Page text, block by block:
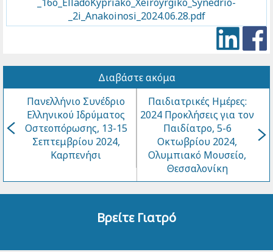
_2i_Anakoinosi_2024.06.28.pdf
Διαβάστε ακόμα
Πανελλήνιο Συνέδριο
Ελληνικού Ιδρύματος
Οστεοπόρωσης, 13-15
Σεπτεμβρίου 2024,
Καρπενήσι
Παιδιατρικές Ημέρες:
2024 Προκλήσεις για τον
Παιδίατρο, 5-6
Οκτωβρίου 2024,
Ολυμπιακό Μουσείο,
Θεσσαλονίκη
Βρείτε Γιατρό